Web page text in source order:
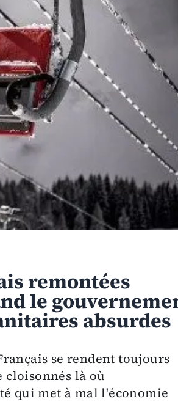
remontées
le
absurdes
se rendent toujours
cloisonnés là où
qui met à mal l'économie